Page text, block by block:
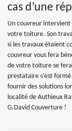
cas d’une
Un couvreur intervient
votre toiture. Son
si les travaux étaient
couvreur vous fera
de votre toiture se
prestataire s’est
fournir des solutions
localité de Authieux
G.David Couverture !